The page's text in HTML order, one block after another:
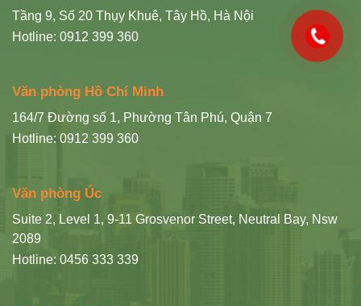
Tầng 9, Số 20 Thụy Khuê, Tây Hồ, Hà Nội
Hotline: 0912 399 360
Văn phòng Hồ Chí Minh
164/7 Đường số 1, Phường Tân Phú, Quận 7
Hotline: 0912 399 360
Văn phòng Úc
Suite 2, Level 1, 9-11 Grosvenor Street, Neutral Bay, Nsw
2089
Hotline: 0456 333 339